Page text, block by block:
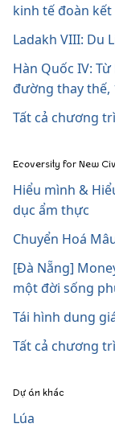
kinh tế đoàn kết
Ladakh VIII: Du
Hàn Quốc IV:
đường thay thế,
Tất cả chương
Ecoversity for New
Hiểu mình &
dục ẩm thực
Chuyển Hoá
[Đà Nẵng]
một đời sống
Tái hình dung
Tất cả chương
Dự án khác
Lúa